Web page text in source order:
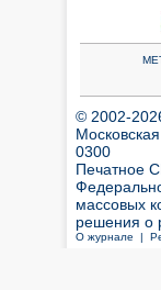
© 2002-
0300
Печатное
массовых
решения о
О журнале |